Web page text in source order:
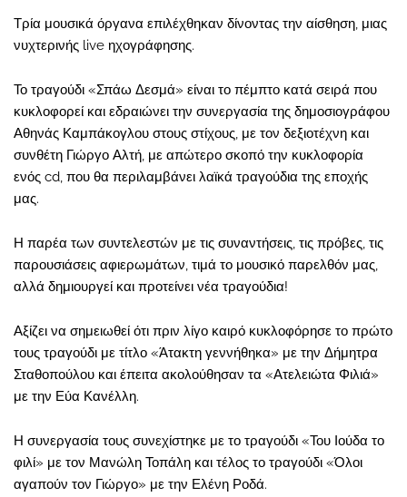
Τρία μουσικά όργανα επιλέχθηκαν δίνοντας την αίσθηση, μιας
νυχτερινής live ηχογράφησης.
Το τραγούδι «Σπάω Δεσμά» είναι το πέμπτο κατά σειρά που
κυκλοφορεί και εδραιώνει την συνεργασία της δημοσιογράφου
Αθηνάς Καμπάκογλου στους στίχους, με τον δεξιοτέχνη και
συνθέτη Γιώργο Αλτή, με απώτερο σκοπό την κυκλοφορία
ενός cd, που θα περιλαμβάνει λαϊκά τραγούδια της εποχής
μας.
Η παρέα των συντελεστών με τις συναντήσεις, τις πρόβες, τις
παρουσιάσεις αφιερωμάτων, τιμά το μουσικό παρελθόν μας,
αλλά δημιουργεί και προτείνει νέα τραγούδια!
Αξίζει να σημειωθεί ότι πριν λίγο καιρό κυκλοφόρησε το πρώτο
τους τραγούδι με τίτλο «Άτακτη γεννήθηκα» με την Δήμητρα
Σταθοπούλου και έπειτα ακολούθησαν τα «Ατελειώτα Φιλιά»
με την Εύα Κανέλλη.
Η συνεργασία τους συνεχίστηκε με το τραγούδι «Του Ιούδα το
φιλί» με τον Μανώλη Τοπάλη και τέλος το τραγούδι «Όλοι
αγαπούν τον Γιώργο» με την Ελένη Ροδά.